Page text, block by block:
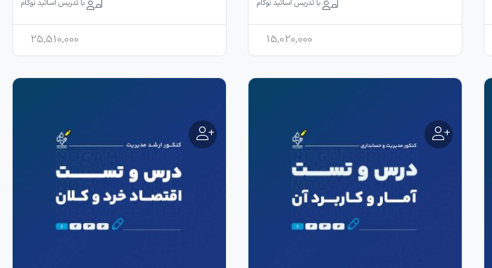
با تدریس اساتید نوگام
15,020,000
با تدریس اساتید نوگام
25,510,000